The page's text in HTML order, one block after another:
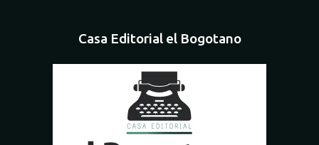
Casa Editorial el Bogotano